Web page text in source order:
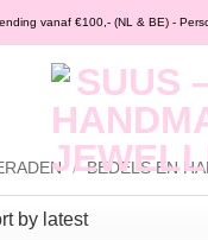
vanaf €100,- (NL & BE) -
/ BEDELS EN